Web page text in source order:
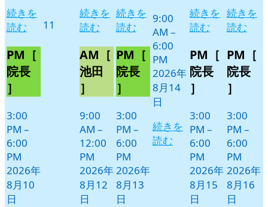
続きを
読む
PM［
院長
］
3:00
PM –
6:00
PM
2026年
8月10
日
11
続きを
読む
AM［
池田
］
9:00
AM –
12:00
PM
2026年
8月12
日
続きを
読む
PM［
院長
］
3:00
PM –
6:00
PM
2026年
8月13
日
9:00
AM –
6:00
PM
2026年
8月14
日
続きを
読む
続きを
読む
PM［
院長
］
3:00
PM –
6:00
PM
2026年
8月15
日
続きを
読む
PM［
院長
］
3:00
PM –
6:00
PM
2026年
8月16
日